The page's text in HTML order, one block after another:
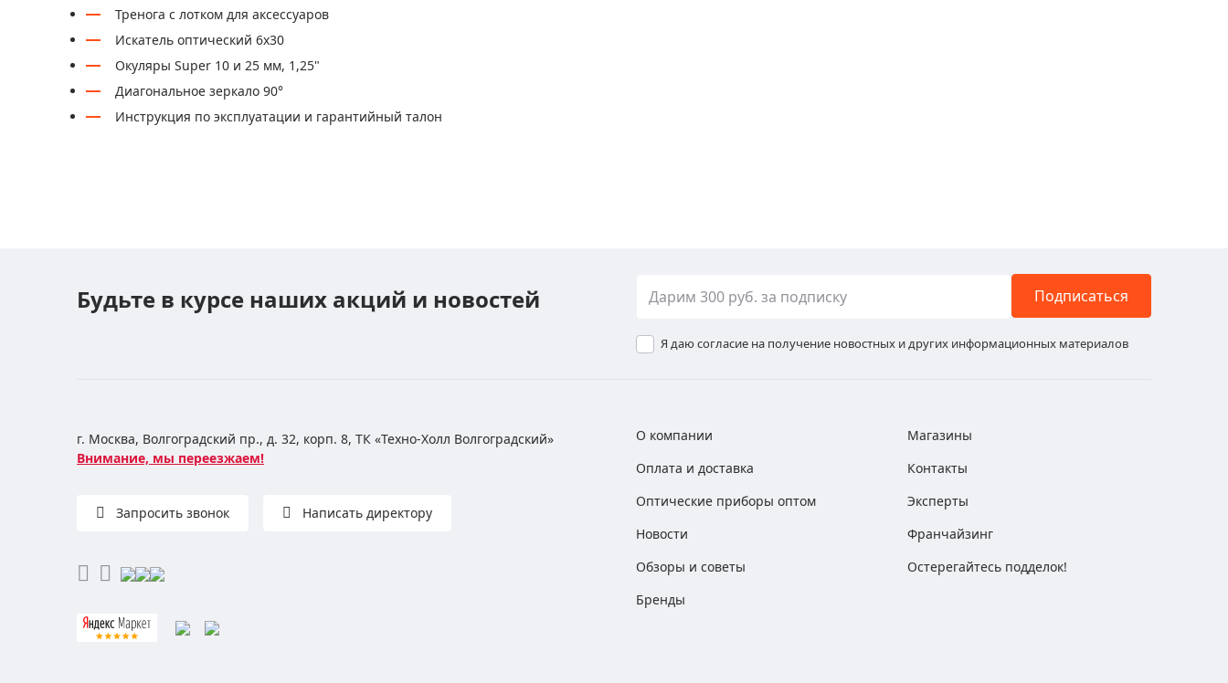
Тренога с лотком для аксессуаров
Искатель оптический 6x30
Окуляры Super 10 и 25 мм, 1,25"
Диагональное зеркало 90°
Инструкция по эксплуатации и гарантийный талон
Будьте в курсе наших акций и новостей Подписаться
Я даю согласие на получение новостных и других информационных материалов
г. Москва, Волгоградский пр., д. 32, корп. 8, ТК «Техно-Холл Волгоградский»
Внимание, мы переезжаем!
Запросить звонок Написать директору
О компании
Оплата и доставка
Оптические приборы оптом
Новости
Обзоры и советы
Бренды
Магазины
Контакты
Эксперты
Франчайзинг
Остерегайтесь подделок!